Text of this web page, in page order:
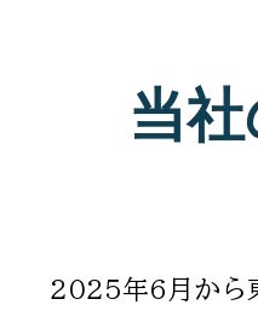
当
2025年6月から